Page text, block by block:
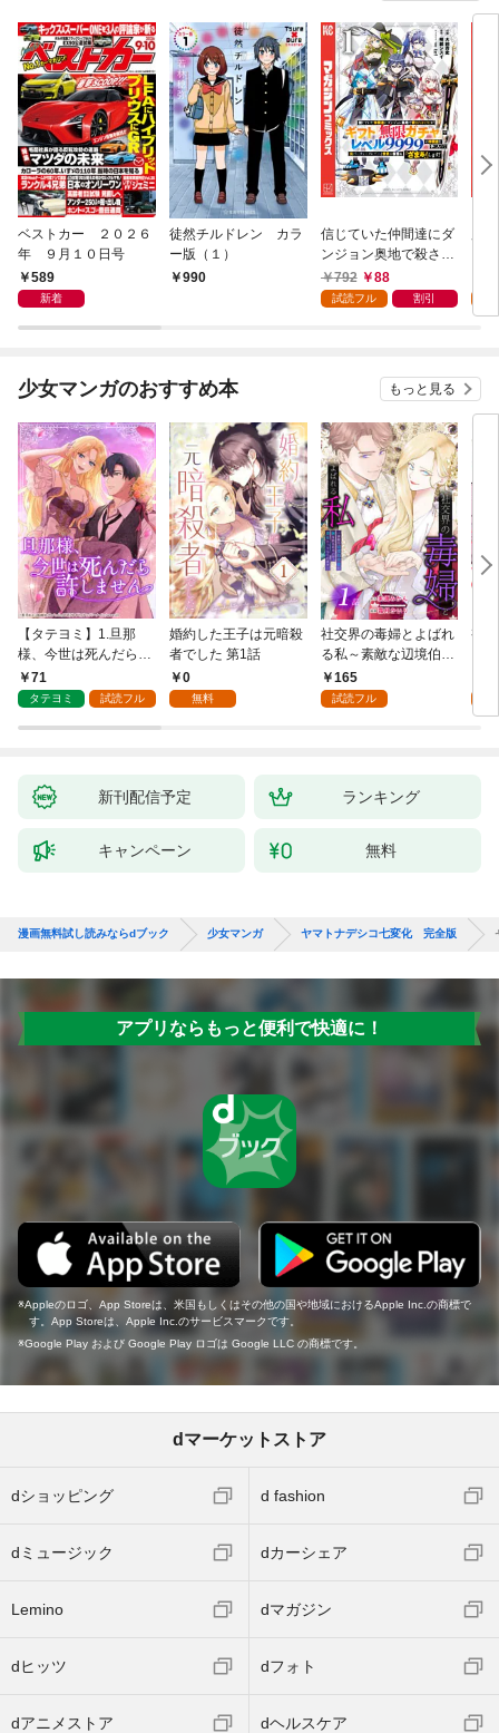
ベストカー ２０２６
年 ９月１０日号
589
新着
徒然チルドレン カラ
ー版（１）
990
信じていた仲間達にダ
ンジョン奥地で殺され
かけたがギフト『無限
ガチャ』でレベル９９
『ざまぁ！』します！
792 88
試読フル 割引
少女マンガのおすすめ本 もっと見る
【タテヨミ】1.旦那
様、今世は死んだら許
しません
71
タテヨミ 試読フル
婚約した王子は元暗殺
者でした 第1話
0
無料
社交界の毒婦とよばれ
る私～素敵な辺境伯令
息に腕を折られたの
で、責任とってもらい
165
試読フル
視
新刊配信予定 ランキング
キャンペーン 無料
漫画無料試し読みならdブック 少女マンガ ヤマトナデシコ七変化 完全版
アプリならもっと便利で快適に！
Appleのロゴ、App Storeは、米国もしくはその他の国や地域におけるApple Inc.の商標で
す。App Storeは、Apple Inc.のサービスマークです。
Google Play および Google Play ロゴは Google LLC の商標です。
dマーケットストア
dショッピング d fashion
dミュージック dカーシェア
Lemino dマガジン
dヒッツ dフォト
dアニメストア dヘルスケア